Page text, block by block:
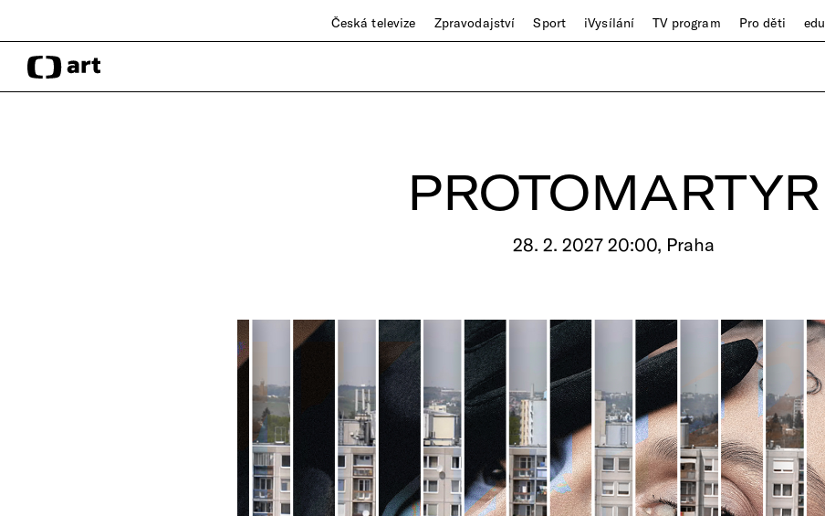
Česká televize Zpravodajství Sport iVysílání TV program Pro děti edu
PROTOMARTYR
28. 2. 2027 20:00, Praha